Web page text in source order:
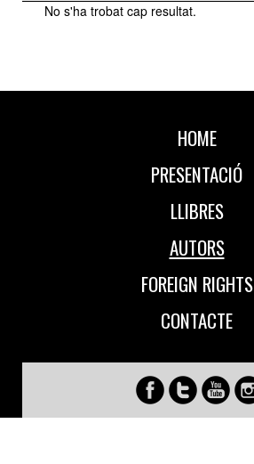
AUTORS
No s'ha trobat cap resultat.
HOME
PRESENTACIÓ
LLIBRES
AUTORS
FOREIGN RIGHTS
CONTACTE